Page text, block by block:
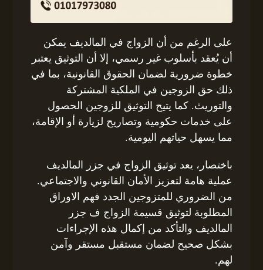
على الرغم من أن الزواج في المالديف يمكن
أن يُعقد بأسلوب غير رسمي، إلا أن التوثيق يعتبر
خطوة ضرورية لضمان الحقوق القانونية، بما في
ذلك حق الزوجين في الملكية المشتركة
والتوريث. كما يتيح التوثيق للزوجين الحصول
على خدمات حكومية وتصاريح لزيارة أو الإقامة،
مما يسهل حياتهم اليومية.
باختصار، يعد توثيق الزواج في جزر المالديف
عملية هامة لتعزيز الأمان القانوني والاجتماعي.
من الضروري للمتزوجين الجدد فهم الاوراق
المطلوبة لتوثيق قسيمة الزواج ف جزر
المالديف والتأكد من إكمال هذه الإجراءات
بشكل صحيح لضمان مستقبل مستقر وآمن
لهم.